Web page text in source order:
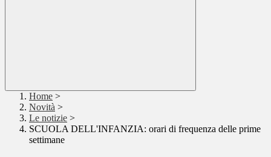
Home >
Novità >
Le notizie >
SCUOLA DELL'INFANZIA: orari di frequenza delle prime
settimane